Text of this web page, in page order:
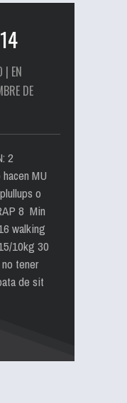
| EN
DE
2
MU
o
8 Min
walking
10kg 30
tener
de sit